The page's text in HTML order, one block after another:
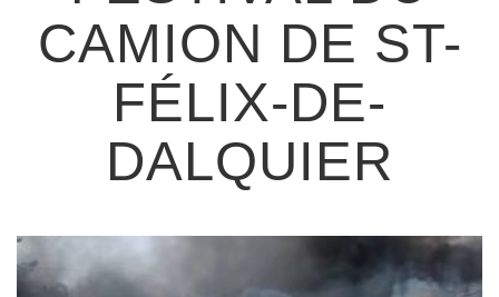
CAMION DE ST-
FÉLIX-DE-
DALQUIER